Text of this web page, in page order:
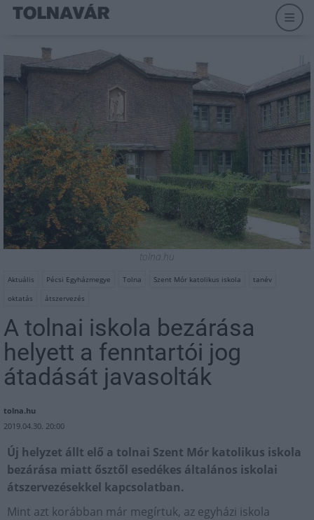
tolna.hu
Aktuális Pécsi Egyházmegye Tolna Szent Mór katolikus iskola
tanév
oktatás
átszervezés
A tolnai iskola bezárása
helyett a fenntartói jog
átadását javasolták
tolna.hu
2019.04.30. 20:00
Új helyzet állt elő a tolnai Szent Mór katolikus iskola
bezárása miatt ősztől esedékes általános iskolai
átszervezésekkel kapcsolatban.
Mint azt korábban már megírtuk, az egyházi iskola